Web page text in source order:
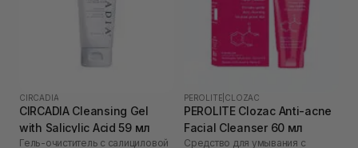
CIRCADIA
CIRCADIA Cleansing Gel
with Salicylic Acid 59 мл
Гель-очиститель с салициловой
PEROLITE CLOZAC
PEROLITE Clozac Anti-acne
Facial Cleanser 60 мл
Средство для умывания с